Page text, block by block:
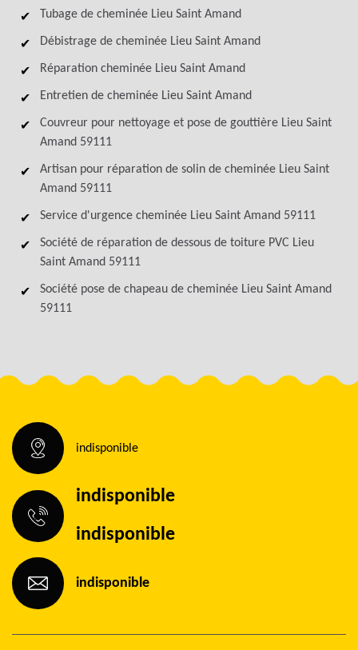
Tubage de cheminée Lieu Saint Amand
Débistrage de cheminée Lieu Saint Amand
Réparation cheminée Lieu Saint Amand
Entretien de cheminée Lieu Saint Amand
Couvreur pour nettoyage et pose de gouttière Lieu Saint
Amand 59111
Artisan pour réparation de solin de cheminée Lieu Saint
Amand 59111
Service d'urgence cheminée Lieu Saint Amand 59111
Société de réparation de dessous de toiture PVC Lieu
Saint Amand 59111
Société pose de chapeau de cheminée Lieu Saint Amand
59111
indisponible
indisponible
indisponible
indisponible